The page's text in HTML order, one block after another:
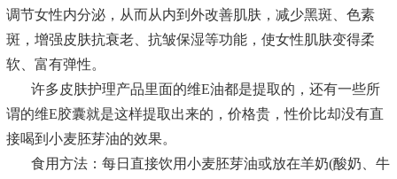
调节女性内分泌，从而从内到外改善肌肤，减少黑斑、色素
斑，增强皮肤抗衰老、抗皱保湿等功能，使女性肌肤变得柔
软、富有弹性。
许多皮肤护理产品里面的维E油都是提取的，还有一些所
谓的维E胶囊就是这样提取出来的，价格贵，性价比却没有直
接喝到小麦胚芽油的效果。
食用方法：每日直接饮用小麦胚芽油或放在羊奶(酸奶、牛